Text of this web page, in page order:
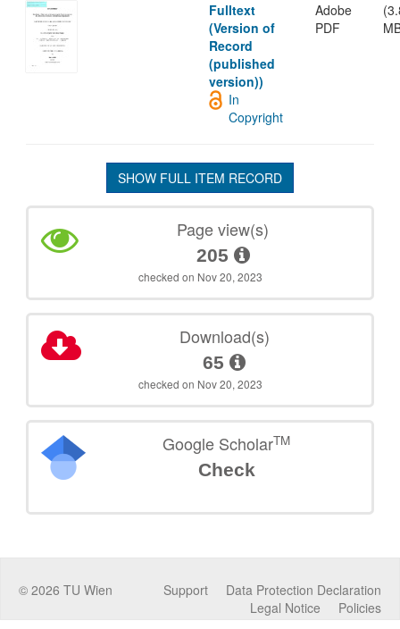
Fulltext
(Version of
Record
(published
version))
Adobe
PDF
In
Copyright
SHOW FULL ITEM RECORD
Page view(s)
205
checked on Nov 20, 2023
Download(s)
65
checked on Nov 20, 2023
Google ScholarTM
Check
© 2026 TU Wien Data Protection Declaration
Support
Policies
Legal Notice